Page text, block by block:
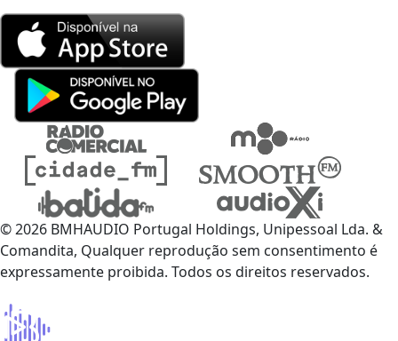
© 2026 BMHAUDIO Portugal Holdings, Unipessoal Lda. &
Comandita, Qualquer reprodução sem consentimento é
expressamente proibida. Todos os direitos reservados.